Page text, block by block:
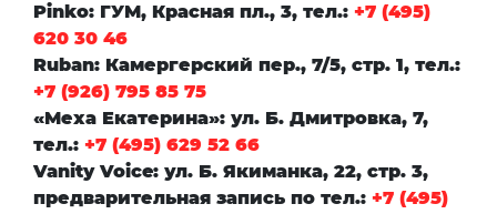
Pinko: ГУМ, Красная пл., 3, тел.: +7 (495)
620 30 46
Ruban: Камергерский пер., 7/5, стр. 1, тел.:
+7 (926) 795 85 75
«Меха Екатерина»: ул. Б. Дмитровка, 7,
тел.: +7 (495) 629 52 66
Vanity Voice: ул. Б. Якиманка, 22, стр. 3,
предварительная запись по тел.: +7 (495)